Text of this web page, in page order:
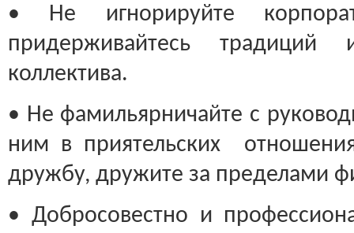
• Не игнорируйте
придерживайтесь
коллектива.
• Не фамильярничайте с
ним в приятельских
дружбу, дружите за пределами
• Добросовестно и